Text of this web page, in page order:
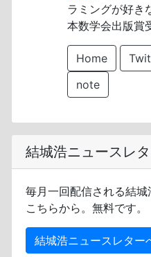
ラミングが好き
本数学会出版賞
Home
note
結城浩ニュースレ
毎月一回配信される結
こちらから。無料です。
結城浩ニュースレター